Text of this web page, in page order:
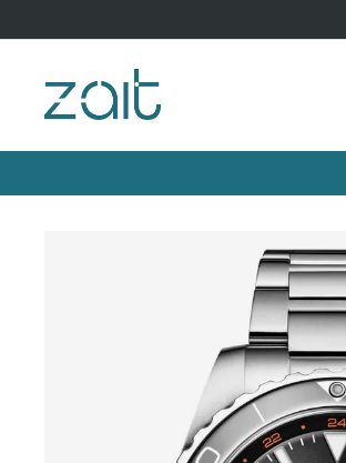
RELOJ LONGINES HYDROCONQUEST